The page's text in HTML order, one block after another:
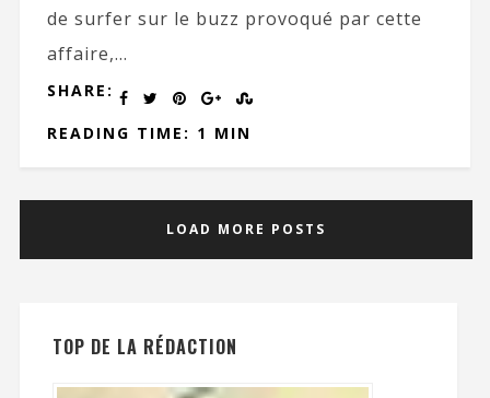
de surfer sur le buzz provoqué par cette
affaire,...
SHARE:
READING TIME: 1 MIN
LOAD MORE POSTS
TOP DE LA RÉDACTION